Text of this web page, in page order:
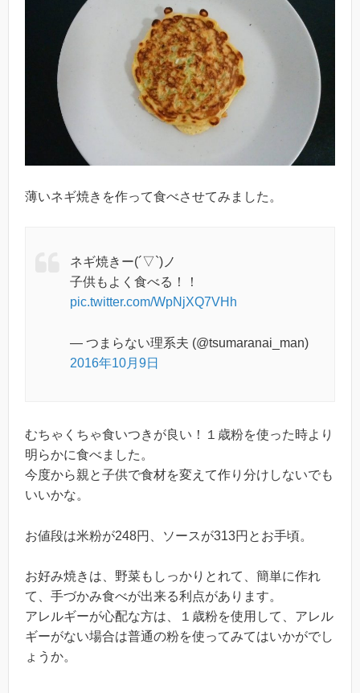
薄いネギ焼きを作って食べさせてみました。
ネギ焼きー(´▽`)ノ
子供もよく食べる！！
pic.twitter.com/WpNjXQ7VHh
— つまらない理系夫 (@tsumaranai_man)
2016年10月9日
むちゃくちゃ食いつきが良い！１歳粉を使った時より
明らかに食べました。
今度から親と子供で食材を変えて作り分けしないでも
いいかな。
お値段は米粉が248円、ソースが313円とお手頃。
お好み焼きは、野菜もしっかりとれて、簡単に作れ
て、手づかみ食べが出来る利点があります。
アレルギーが心配な方は、１歳粉を使用して、アレル
ギーがない場合は普通の粉を使ってみてはいかがでし
ょうか。